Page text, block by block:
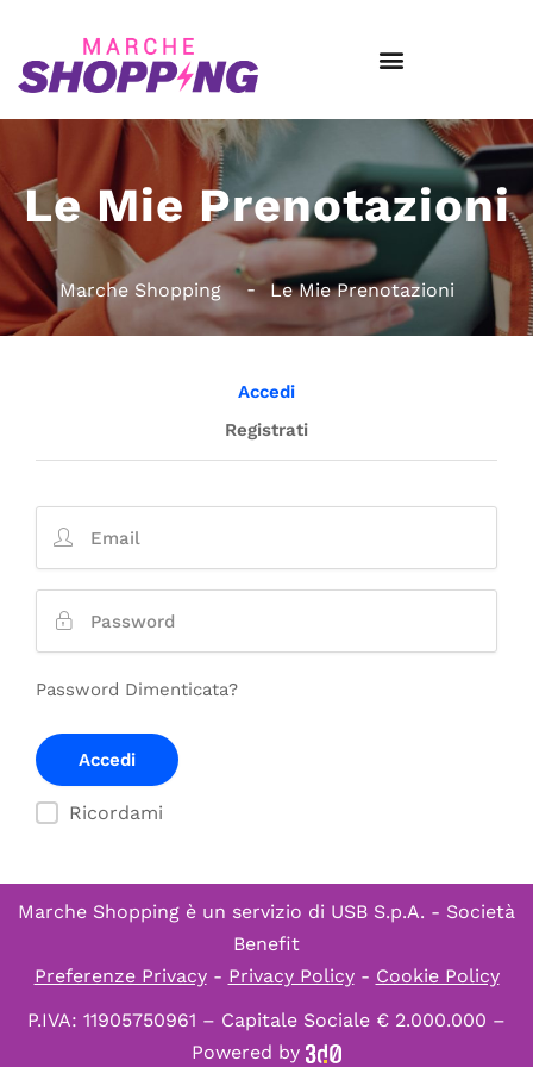
Le Mie Prenotazioni
Marche Shopping Le Mie Prenotazioni
Accedi
Registrati
Password Dimenticata?
Ricordami
Marche Shopping è un servizio di USB S.p.A. - Società
Benefit
Preferenze Privacy- Privacy Policy- Cookie Policy
P.IVA: 11905750961 – Capitale Sociale € 2.000.000 –
Powered by